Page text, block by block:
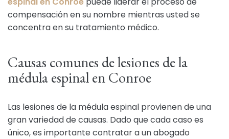
compensación en su nombre mientras usted se
concentra en su tratamiento médico.
Causas comunes de lesiones de la
médula espinal en Conroe
Las lesiones de la médula espinal provienen de una
gran variedad de causas. Dado que cada caso es
único, es importante contratar a un abogado